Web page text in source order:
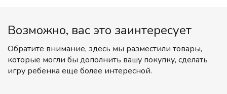
Возможно, вас это заинтересует
Обратите внимание, здесь мы разместили товары,
которые могли бы дополнить вашу покупку, сделать
игру ребенка еще более интересной.